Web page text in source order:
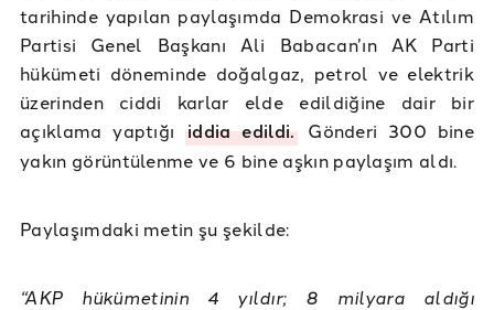
tarihinde yapılan paylaşımda Demokrasi ve Atılım
Partisi Genel Başkanı Ali Babacan’ın AK Parti
hükümeti döneminde doğalgaz, petrol ve elektrik
üzerinden ciddi karlar elde edildiğine dair bir
açıklama yaptığıiddia edildi.Gönderi 300 bine
yakın görüntülenme ve 6 bine aşkın paylaşım aldı.
Paylaşımdaki metin şu şekilde:
“AKP hükümetinin 4 yıldır; 8 milyara aldığı